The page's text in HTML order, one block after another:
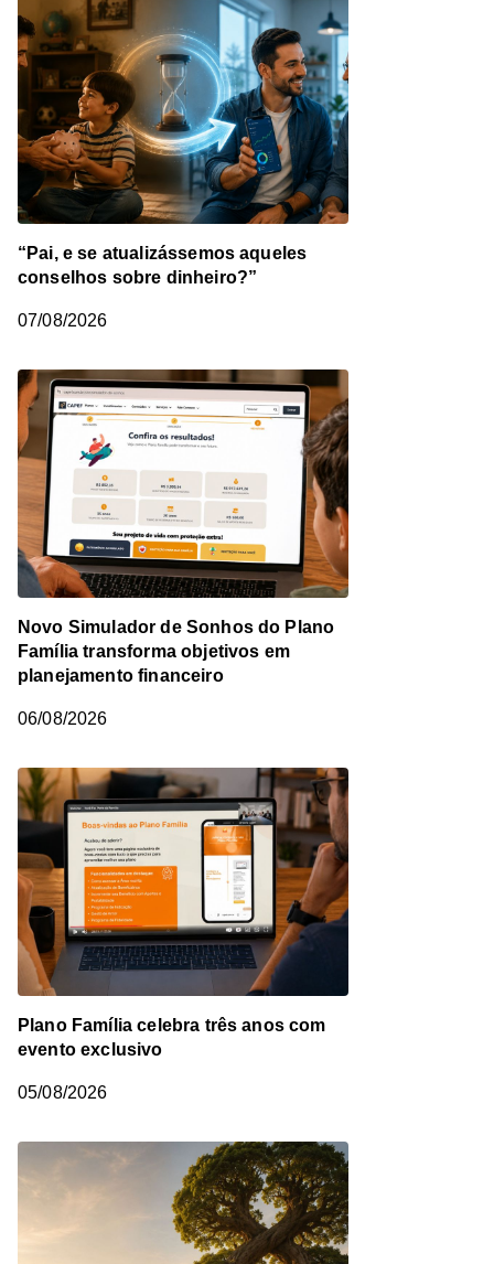
“Pai, e se atualizássemos aqueles
conselhos sobre dinheiro?”
07/08/2026
Novo Simulador de Sonhos do Plano
Família transforma objetivos em
planejamento financeiro
06/08/2026
Plano Família celebra três anos com
evento exclusivo
05/08/2026